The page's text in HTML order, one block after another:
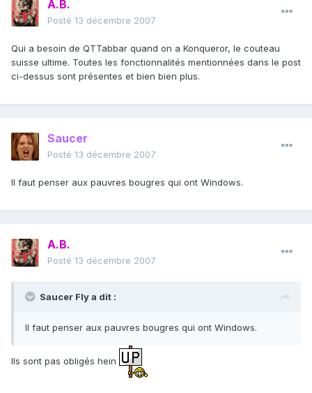
A.B.
Posté 13 décembre 2007
Qui a besoin de QTTabbar quand on a Konqueror, le couteau
suisse ultime. Toutes les fonctionnalités mentionnées dans le post
ci-dessus sont présentes et bien bien plus.
Saucer
Posté 13 décembre 2007
Il faut penser aux pauvres bougres qui ont Windows.
A.B.
Posté 13 décembre 2007
Saucer Fly a dit :
Il faut penser aux pauvres bougres qui ont Windows.
Ils sont pas obligés hein